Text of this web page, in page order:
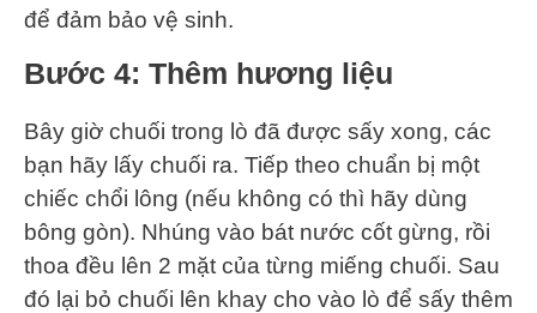
để đảm bảo vệ sinh.
Bước 4: Thêm hương liệu
Bây giờ chuối trong lò đã được sấy xong, các
bạn hãy lấy chuối ra. Tiếp theo chuẩn bị một
chiếc chổi lông (nếu không có thì hãy dùng
bông gòn). Nhúng vào bát nước cốt gừng, rồi
thoa đều lên 2 mặt của từng miếng chuối. Sau
đó lại bỏ chuối lên khay cho vào lò để sấy thêm